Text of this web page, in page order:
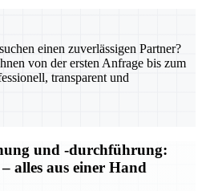
einen zuverlässigen Partner?
von der ersten Anfrage bis zum
transparent und
und -durchführung:
alles aus einer Hand